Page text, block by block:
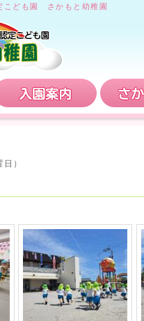
ども園 さかもと幼稚園
入園案内
）